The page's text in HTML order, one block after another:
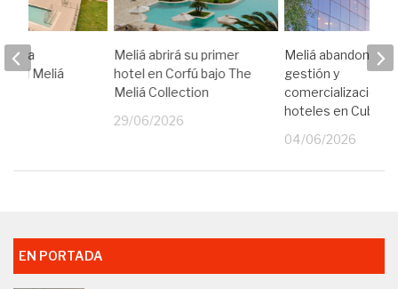
Meliá abrirá su primer
hotel en Corfú bajo The
Meliá Collection
29/06/2026
Meliá abandona la
gestión y
comercialización
hoteles en Cuba
04/06/2026
la
del Meliá
EN PORTADA